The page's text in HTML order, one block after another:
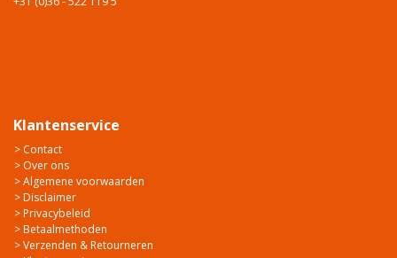
Klantenservice
> Contact
> Over ons
> Algemene voorwaarden
> Disclaimer
> Privacybeleid
> Betaalmethoden
> Verzenden & Retourneren